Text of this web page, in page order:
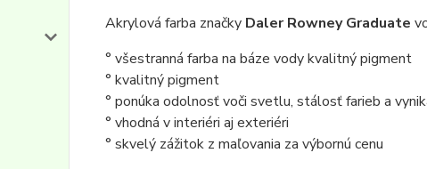
Akrylová farba značky Daler Rowney Graduate
° všestranná farba na báze vody kvalitný pigment
° kvalitný pigment
° ponúka odolnosť voči svetlu, stálosť farieb a
° vhodná v interiéri aj exteriéri
° skvelý zážitok z maľovania za výbornú cenu